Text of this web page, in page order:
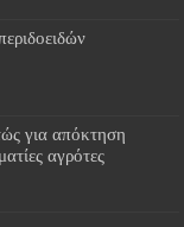
για απόκτηση
αγρότες